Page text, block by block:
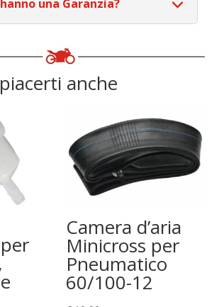
una Garanzia?
anche
Camera d’aria
Minicross per
Pneumatico
60/100-12